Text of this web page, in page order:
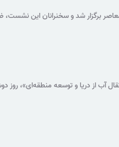
برگزار شد و سخنرانان این